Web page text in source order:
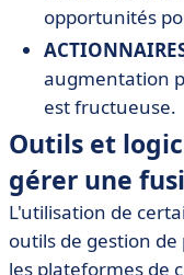
opportunités
augmentation
est fructueuse.
Outils et
gérer une
L'utilisation de
outils de gestion
les plateformes de